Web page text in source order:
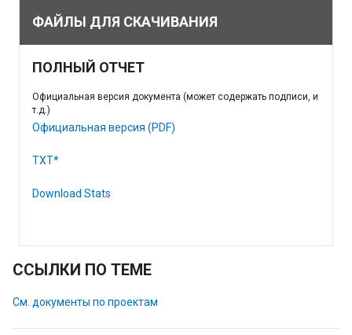
ФАЙЛЫ ДЛЯ СКАЧИВАНИЯ
ПОЛНЫЙ ОТЧЕТ
Официальная версия документа (может содержать подписи, и
т.д.)
Официальная версия (PDF)
TXT*
Download Stats
ССЫЛКИ ПО ТЕМЕ
См. документы по проектам